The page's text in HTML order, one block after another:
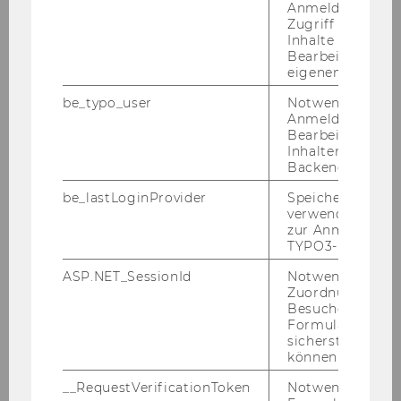
UnionPro: Labour Unions and
Housing and the Welfare State
Kürzlich abgeschlossene Projekte
Unio­niza­ti­on and Firm Per­for­mance
Un­gleich­heit und Um­ver­tei­lung wäh­
Anmeldung und
Zugriff auf
Inhalte oder zur
Bearbeitung des
eigenen Profils.
be_typo_user
Notwendig für
Anmeldung und
Bearbeitung von
Inhalten im
Backend.
be_lastLoginProvider
Speichert die
verwendete
zur Anmeldung
TYPO3-Backend.
ASP.NET_SessionId
Notwendig, um
Zuordnung von
Besucher zu
sicherstellen zu
können.
__RequestVerificationToken
Notwendig, um